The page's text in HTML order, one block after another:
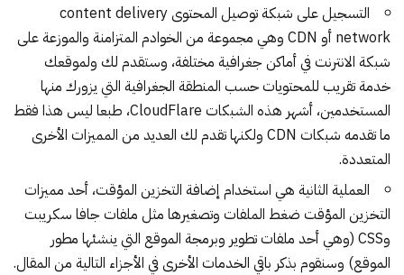
التسجيل على شبكة توصيل المحتوى content delivery
network أو CDN وهي مجموعة من الخوادم المتزامنة والموزعة على
شبكة الانترنت في أماكن جغرافية مختلفة، وستقدم لك ولموقعك
خدمة تقريب للمحتويات حسب المنطقة الجغرافية التي يزورك منها
المستخدمين، أشهر هذه الشبكات CloudFlare، طبعا ليس هذا فقط
ما تقدمه شبكات CDN ولكنها تقدم لك العديد من المميزات الأخرى
المتعددة.
العملية الثانية هي استخدام إضافة التخزين المؤقت، أحد مميزات
التخزين المؤقت ضغط الملفات وتصغيرها مثل ملفات جافا سكريبت
وCSS (وهي أحد ملفات تطوير وبرمجة الموقع التي ينشئها مطور
الموقع) وسنقوم بذكر باقي الخدمات الأخرى في الأجزاء التالية من المقال.